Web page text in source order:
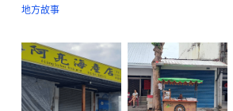
交通資訊
誠徵夥伴
無障礙資訊
永續採購
地方故事